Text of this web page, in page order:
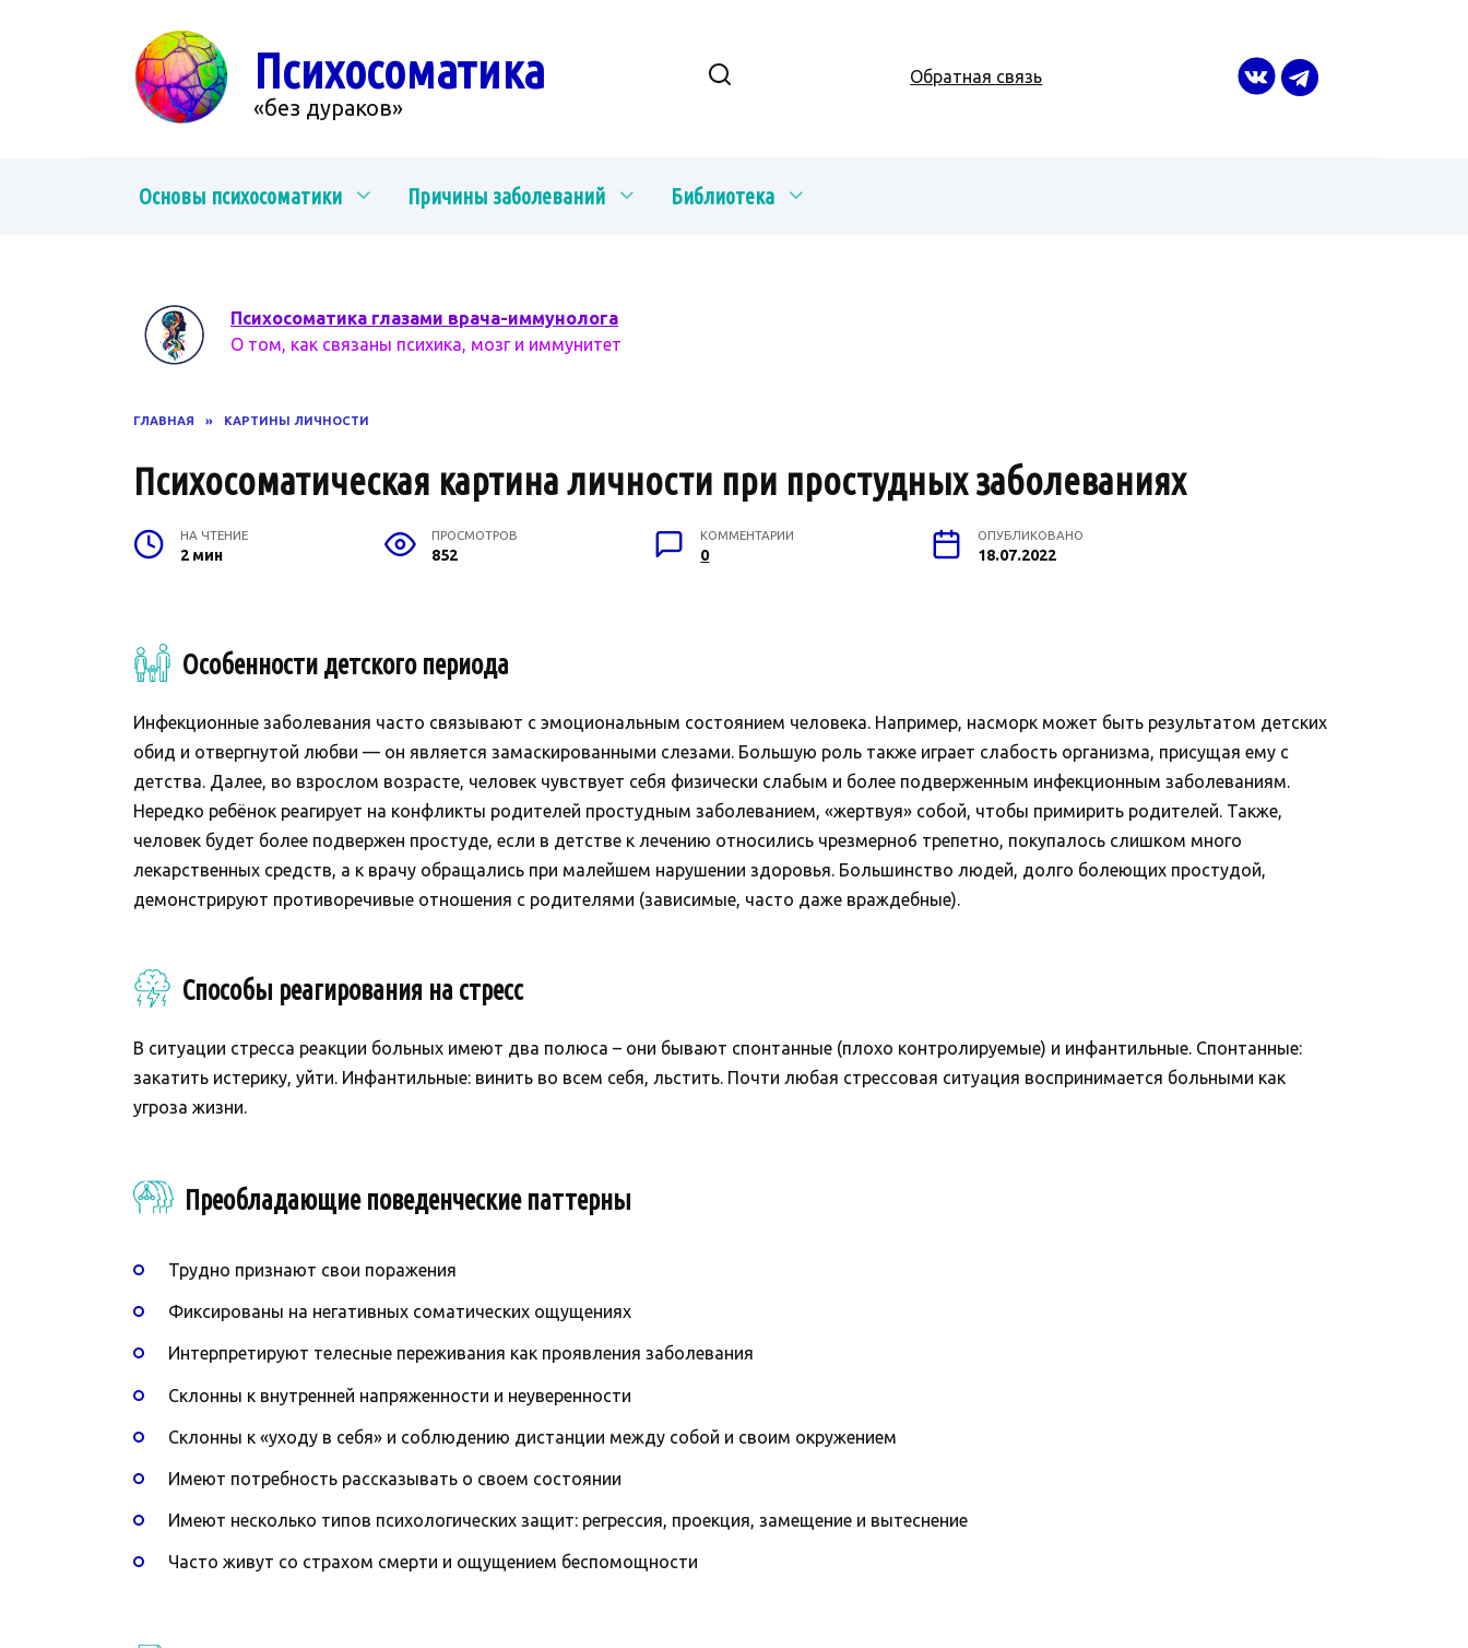
Психосоматика
«без дураков»
Обратная связь
Основы психосоматики Причины заболеваний Библиотека
Психосоматика глазами врача-иммунолога
О том, как связаны психика, мозг и иммунитет
ГЛАВНАЯ » КАРТИНЫ ЛИЧНОСТИ
Психосоматическая картина личности при простудных заболеваниях
НА ЧТЕНИЕ
2 мин
ПРОСМОТРОВ
852
КОММЕНТАРИИ
0
ОПУБЛИКОВАНО
18.07.2022
Особенности детского периода
Инфекционные заболевания часто связывают с эмоциональным состоянием человека. Например, насморк может быть результатом детских
обид и отвергнутой любви — он является замаскированными слезами. Большую роль также играет слабость организма, присущая ему с
детства. Далее, во взрослом возрасте, человек чувствует себя физически слабым и более подверженным инфекционным заболеваниям.
Нередко ребёнок реагирует на конфликты родителей простудным заболеванием, «жертвуя» собой, чтобы примирить родителей. Также,
человек будет более подвержен простуде, если в детстве к лечению относились чрезмерно6 трепетно, покупалось слишком много
лекарственных средств, а к врачу обращались при малейшем нарушении здоровья. Большинство людей, долго болеющих простудой,
демонстрируют противоречивые отношения с родителями (зависимые, часто даже враждебные).
Способы реагирования на стресс
В ситуации стресса реакции больных имеют два полюса – они бывают спонтанные (плохо контролируемые) и инфантильные. Спонтанные:
закатить истерику, уйти. Инфантильные: винить во всем себя, льстить. Почти любая стрессовая ситуация воспринимается больными как
угроза жизни.
Преобладающие поведенческие паттерны
Трудно признают свои поражения
Фиксированы на негативных соматических ощущениях
Интерпретируют телесные переживания как проявления заболевания
Склонны к внутренней напряженности и неуверенности
Склонны к «уходу в себя» и соблюдению дистанции между собой и своим окружением
Имеют потребность рассказывать о своем состоянии
Имеют несколько типов психологических защит: регрессия, проекция, замещение и вытеснение
Часто живут со страхом смерти и ощущением беспомощности